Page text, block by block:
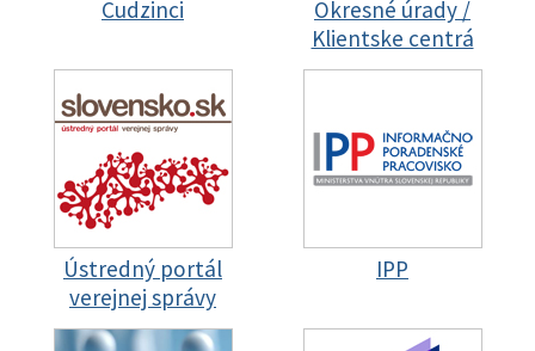
Cudzinci
Okresné úrady /
Klientske centrá
Ústredný portál
verejnej správy
IPP